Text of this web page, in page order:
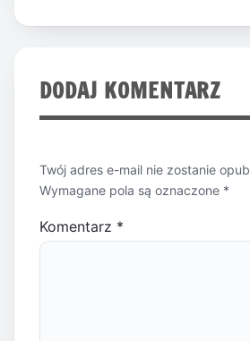
DODAJ KOMENTARZ
Twój adres e-mail nie zostanie
Wymagane pola są oznaczone *
Komentarz *